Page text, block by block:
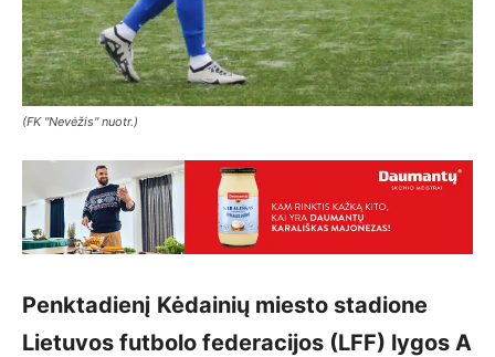
(FK "Nevėžis" nuotr.)
Penktadienį Kėdainių miesto stadione
Lietuvos futbolo federacijos (LFF) lygos A